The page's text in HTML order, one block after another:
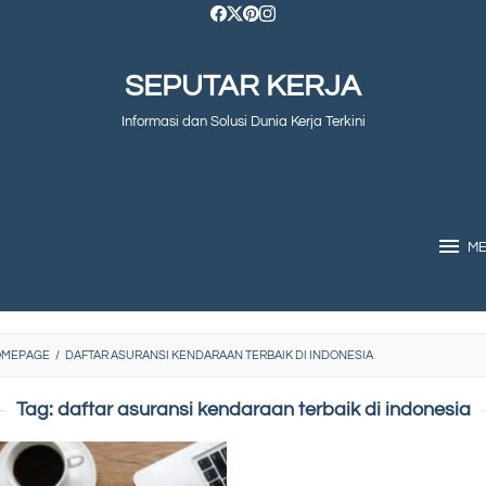
SEPUTAR KERJA
Informasi dan Solusi Dunia Kerja Terkini
/ DAFTAR ASURANSI KENDARAAN TERBAIK DI INDONESIA
Tag: daftar asuransi kendaraan terbaik di indonesia